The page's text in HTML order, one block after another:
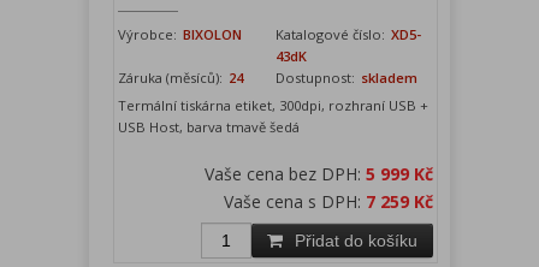
Výrobce: BIXOLON Katalogové číslo: XD5-
43dK
Záruka (měsíců): 24 Dostupnost: skladem
Termální tiskárna etiket, 300dpi, rozhraní USB +
USB Host, barva tmavě šedá
Vaše cena bez DPH:5 999 Kč
Vaše cena s DPH: 7 259 Kč
Přidat do košíku